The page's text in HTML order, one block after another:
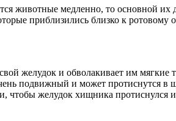
животные медленно, то основной
приблизились близко к ротовому
желудок и обволакивает им
подвижный и может
чтобы желудок хищника